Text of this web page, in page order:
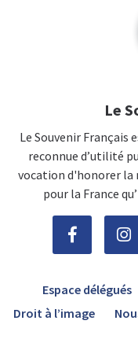
Le
Le Souvenir Français
reconnue d’utilité
vocation d'honorer la
pour la France
Espace délégués
Droit à l’image